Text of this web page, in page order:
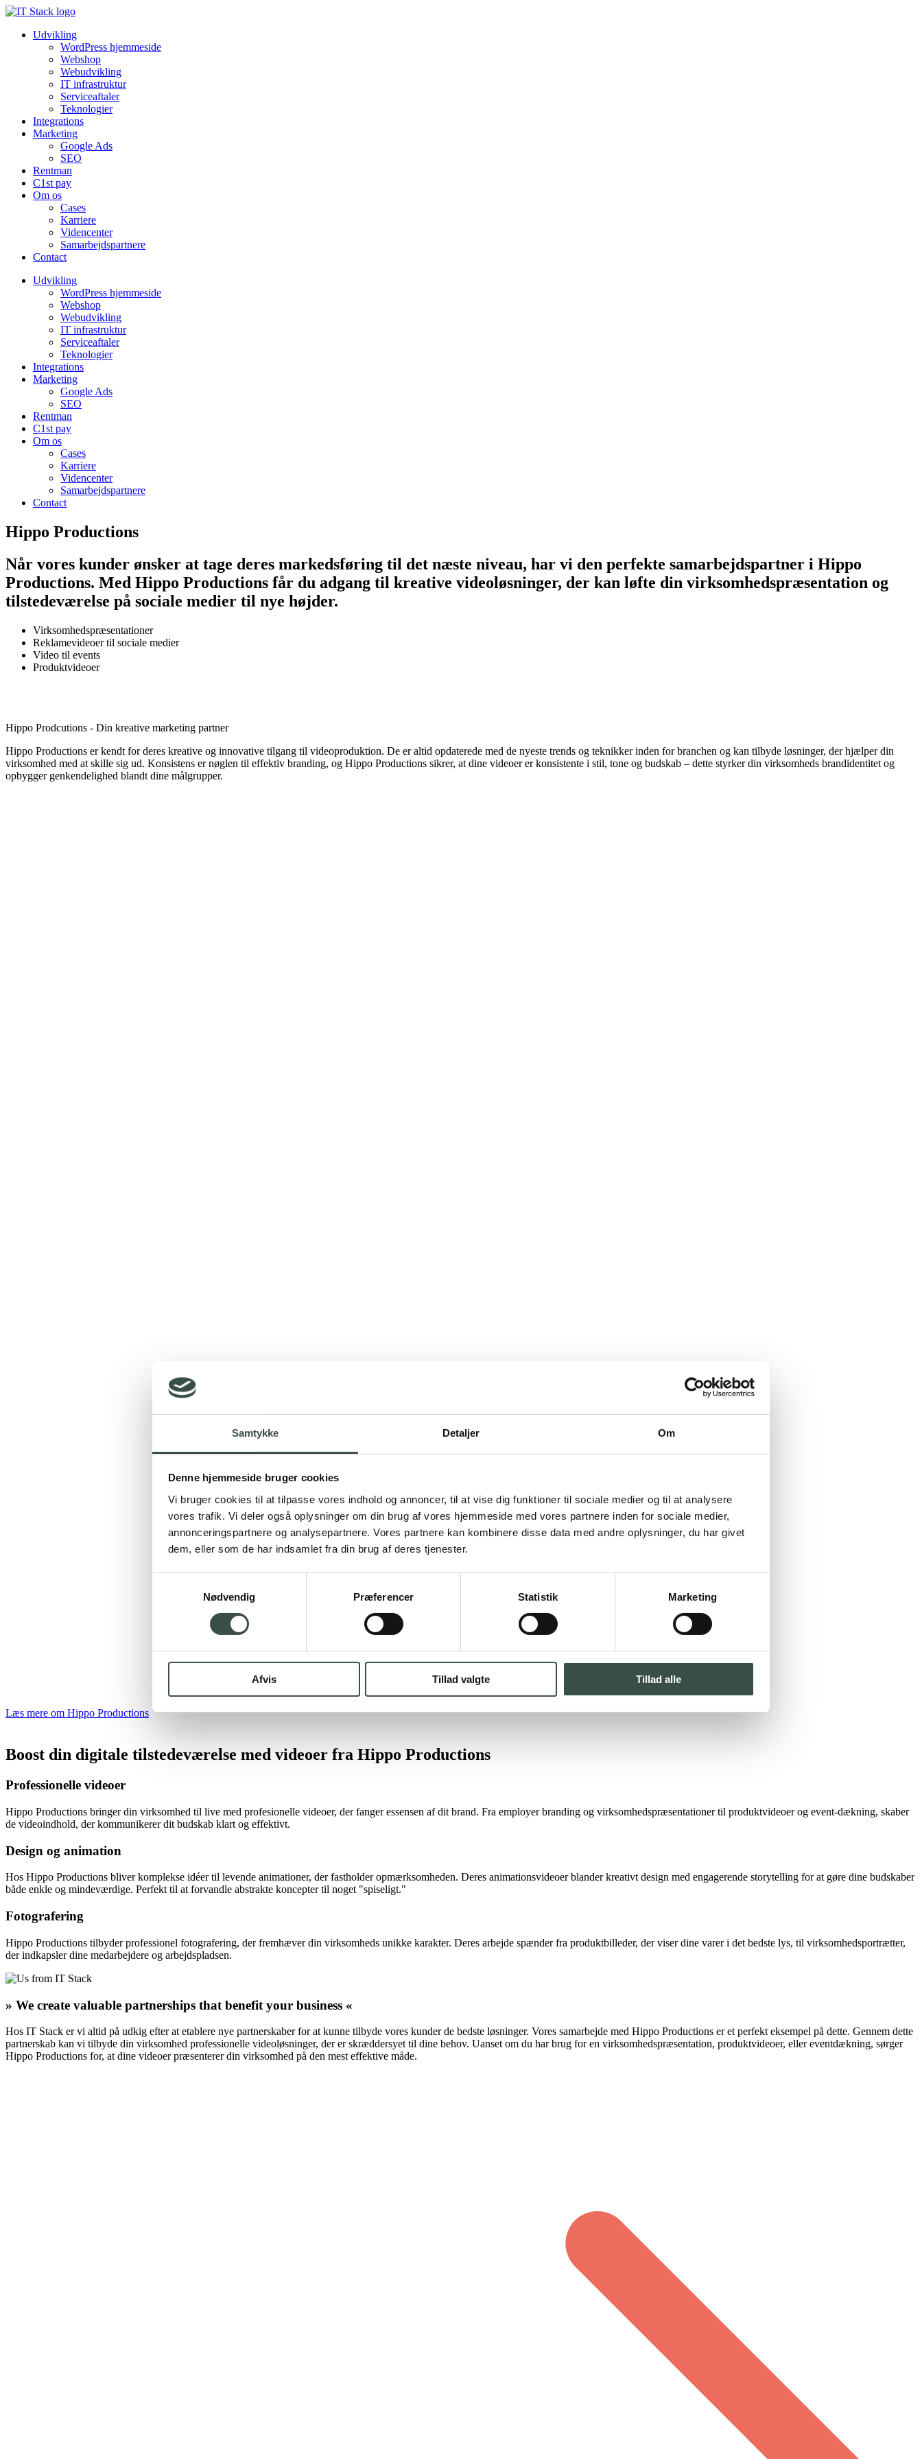
Samtykke Detaljer Om
Denne hjemmeside bruger cookies
Vi bruger cookies til at tilpasse vores indhold og annoncer, til at vise dig funktioner til sociale medier og til at analysere
vores trafik. Vi deler også oplysninger om din brug af vores hjemmeside med vores partnere inden for sociale medier,
annonceringspartnere og analysepartnere. Vores partnere kan kombinere disse data med andre oplysninger, du har givet
dem, eller som de har indsamlet fra din brug af deres tjenester.
Nødvendig
Præferencer Statistik Marketing
Afvis Tillad valgte Tillad alle
Udvikling
WordPress hjemmeside
Webshop
Webudvikling
IT infrastruktur
Serviceaftaler
Teknologier
Integrations
Marketing
Google Ads
SEO
Rentman
C1st pay
Om os
Cases
Karriere
Videncenter
Samarbejdspartnere
Contact
Udvikling
WordPress hjemmeside
Webshop
Webudvikling
IT infrastruktur
Serviceaftaler
Teknologier
Integrations
Marketing
Google Ads
SEO
Rentman
C1st pay
Om os
Cases
Karriere
Videncenter
Samarbejdspartnere
Contact
Hippo Productions
Når vores kunder ønsker at tage deres markedsføring til det næste niveau, har vi den perfekte samarbejdspartner i Hippo
Productions. Med Hippo Productions får du adgang til kreative videoløsninger, der kan løfte din virksomhedspræsentation og
tilstedeværelse på sociale medier til nye højder.
Virksomhedspræsentationer
Reklamevideoer til sociale medier
Video til events
Produktvideoer
Hippo Prodcutions - Din kreative marketing partner
Hippo Productions er kendt for deres kreative og innovative tilgang til videoproduktion. De er altid opdaterede med de nyeste trends og teknikker inden for branchen og kan tilbyde løsninger, der hjælper din
virksomhed med at skille sig ud. Konsistens er nøglen til effektiv branding, og Hippo Productions sikrer, at dine videoer er konsistente i stil, tone og budskab – dette styrker din virksomheds brandidentitet og
opbygger genkendelighed blandt dine målgrupper.
Læs mere om Hippo Productions
Boost din digitale tilstedeværelse med videoer fra Hippo Productions
Professionelle videoer
Hippo Productions bringer din virksomhed til live med profesionelle videoer, der fanger essensen af dit brand. Fra employer branding og virksomhedspræsentationer til produktvideoer og event-dækning, skaber
de videoindhold, der kommunikerer dit budskab klart og effektivt.
Design og animation
Hos Hippo Productions bliver komplekse idéer til levende animationer, der fastholder opmærksomheden. Deres animationsvideoer blander kreativt design med engagerende storytelling for at gøre dine budskaber
både enkle og mindeværdige. Perfekt til at forvandle abstrakte koncepter til noget "spiseligt."
Fotografering
Hippo Productions tilbyder professionel fotografering, der fremhæver din virksomheds unikke karakter. Deres arbejde spænder fra produktbilleder, der viser dine varer i det bedste lys, til virksomhedsportrætter,
der indkapsler dine medarbejdere og arbejdspladsen.
» We create valuable partnerships that benefit your business «
Hos IT Stack er vi altid på udkig efter at etablere nye partnerskaber for at kunne tilbyde vores kunder de bedste løsninger. Vores samarbejde med Hippo Productions er et perfekt eksempel på dette. Gennem dette
partnerskab kan vi tilbyde din virksomhed professionelle videoløsninger, der er skræddersyet til dine behov. Uanset om du har brug for en virksomhedspræsentation, produktvideoer, eller eventdækning, sørger
Hippo Productions for, at dine videoer præsenterer din virksomhed på den mest effektive måde.